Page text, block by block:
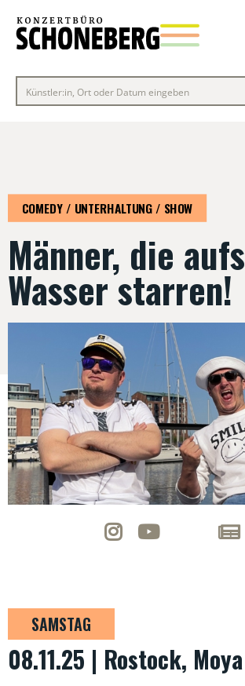
COMEDY / UNTERHALTUNG / SHOW
Männer, die aufs
Wasser starren!
SAMSTAG
08.11.25 | Rostock, Moya